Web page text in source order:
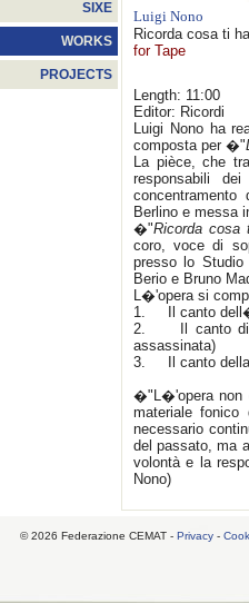
SIXE
WORKS
PROJECTS
Luigi Nono
Ricorda cosa ti
for Tape
Length: 11:00
Editor: Ricordi
Luigi Nono ha
composta per �"
La pièce, che
responsabili
Berlino e messa
�"Ricorda cosa
coro, voce di
presso lo
Berio e Bruno
L�'opera si
1. Il canto
2. Il canto di
assassinata)
3. Il canto della
�"L�'opera non
materiale
necessario
del passato, ma
volontà e la
Nono)
© 2026 Federazione CEMAT - Privacy -